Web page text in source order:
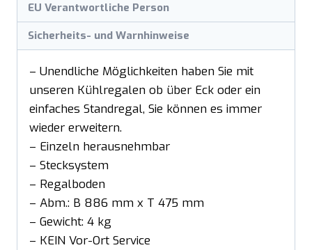
EU Verantwortliche Person
Sicherheits- und Warnhinweise
– Unendliche Möglichkeiten haben Sie mit
unseren Kühlregalen ob über Eck oder ein
einfaches Standregal, Sie können es immer
wieder erweitern.
– Einzeln herausnehmbar
– Stecksystem
– Regalboden
– Abm.: B 886 mm x T 475 mm
– Gewicht: 4 kg
– KEIN Vor-Ort Service